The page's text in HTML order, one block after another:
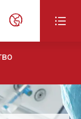
 